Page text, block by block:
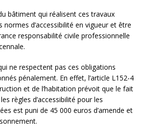
bâtiment qui réalisent ces travaux
normes d’accessibilité en vigueur et être
responsabilité civile professionnelle
ne respectent pas ces obligations
pénalement. En effet, l’article L152-4
et de l’habitation prévoit que le fait
règles d’accessibilité pour les
est puni de 45 000 euros d’amende et